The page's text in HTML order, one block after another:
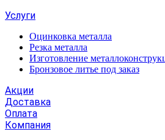
Услуги
Оцинковка металла
Резка металла
Изготовление
Бронзовое литье под заказ
Акции
Доставка
Оплата
Компания